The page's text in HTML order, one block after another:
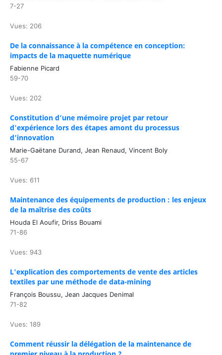
7-27
Vues: 206
De la connaissance à la compétence en conception:
impacts de la maquette numérique
Fabienne Picard
59-70
Vues: 202
Constitution d’une mémoire projet par retour
d'expérience lors des étapes amont du processus
d’innovation
Marie-Gaëtane Durand, Jean Renaud, Vincent Boly
55-67
Vues: 611
Maintenance des équipements de production : les enjeux
de la maîtrise des coûts
Houda El Aoufir, Driss Bouami
71-86
Vues: 943
L'explication des comportements de vente des articles
textiles par une méthode de data-mining
François Boussu, Jean Jacques Denimal
71-82
Vues: 189
Comment réussir la délégation de la maintenance de